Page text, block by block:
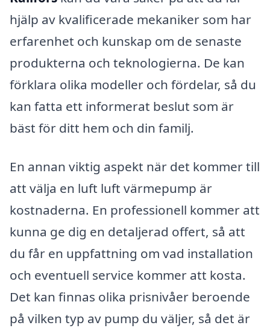
hjälp av kvalificerade mekaniker som har
erfarenhet och kunskap om de senaste
produkterna och teknologierna. De kan
förklara olika modeller och fördelar, så du
kan fatta ett informerat beslut som är
bäst för ditt hem och din familj.
En annan viktig aspekt när det kommer till
att välja en luft luft värmepump är
kostnaderna. En professionell kommer att
kunna ge dig en detaljerad offert, så att
du får en uppfattning om vad installation
och eventuell service kommer att kosta.
Det kan finnas olika prisnivåer beroende
på vilken typ av pump du väljer, så det är